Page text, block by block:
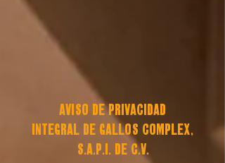
AVISO DE PRIVACIDAD
INTEGRAL DE GALLOS COMPLEX,
S.A.P.I. DE C.V.